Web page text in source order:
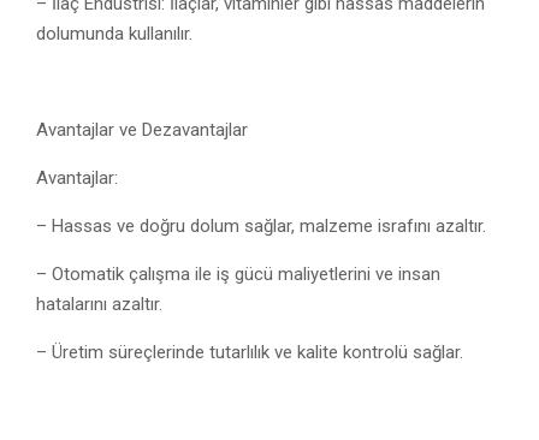
dolumunda kullanılır.
Avantajlar ve Dezavantajlar
Avantajlar:
– Hassas ve doğru dolum sağlar, malzeme israfını azaltır.
– Otomatik çalışma ile iş gücü maliyetlerini ve insan
hatalarını azaltır.
– Üretim süreçlerinde tutarlılık ve kalite kontrolü sağlar.